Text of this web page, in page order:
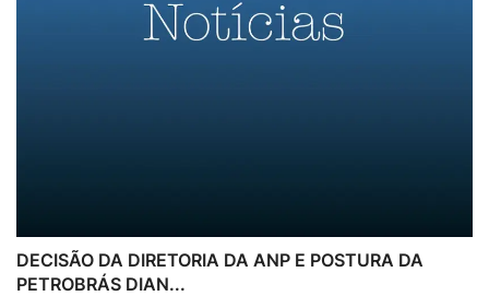
DECISÃO DA DIRETORIA DA ANP E POSTURA DA
PETROBRÁS DIAN...